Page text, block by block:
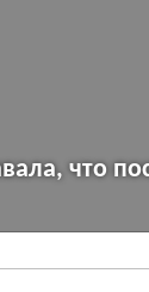
что